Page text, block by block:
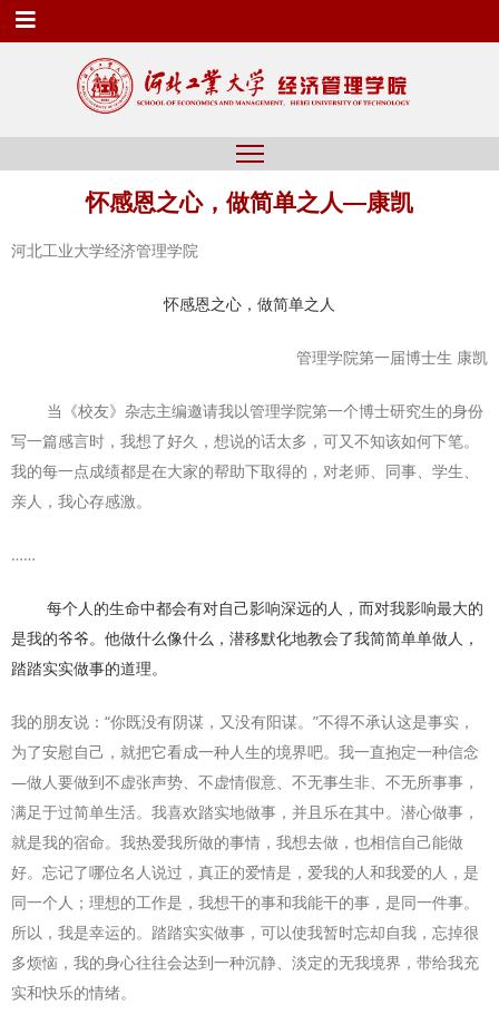
怀感恩之心，做简单之人—康凯
河北工业大学经济管理学院
怀感恩之心，做简单之人
管理学院第一届博士生 康凯
当《校友》杂志主编邀请我以管理学院第一个博士研究生的身份
写一篇感言时，我想了好久，想说的话太多，可又不知该如何下笔。
我的每一点成绩都是在大家的帮助下取得的，对老师、同事、学生、
亲人，我心存感激。
……
每个人的生命中都会有对自己影响深远的人，而对我影响最大的
是我的爷爷。他做什么像什么，潜移默化地教会了我简简单单做人，
踏踏实实做事的道理。
我的朋友说：“你既没有阴谋，又没有阳谋。”不得不承认这是事实，
为了安慰自己，就把它看成一种人生的境界吧。我一直抱定一种信念
—做人要做到不虚张声势、不虚情假意、不无事生非、不无所事事，
满足于过简单生活。我喜欢踏实地做事，并且乐在其中。潜心做事，
就是我的宿命。我热爱我所做的事情，我想去做，也相信自己能做
好。忘记了哪位名人说过，真正的爱情是，爱我的人和我爱的人，是
同一个人；理想的工作是，我想干的事和我能干的事，是同一件事。
所以，我是幸运的。踏踏实实做事，可以使我暂时忘却自我，忘掉很
多烦恼，我的身心往往会达到一种沉静、淡定的无我境界，带给我充
实和快乐的情绪。